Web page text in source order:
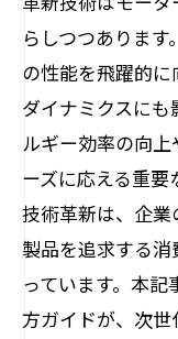
らしつつありま
の性能を飛躍的
ダイナミクスに
ルギー効率の向
ーズに応える重要
技術革新は、企
製品を追求する
っています。本
方ガイドが、次